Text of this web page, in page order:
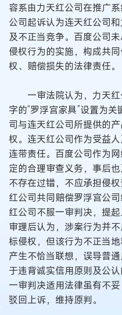
容系由力天红公司在推广
公司起诉认为连天红公司
及不正当竞争。百度公司
侵权行为的实施，构成共
权、赔偿损失的法律责任。
一审法院认为，力天红
字的“罗浮宫家具”设置为
司与连天红公司所提供的
权。连天红公司作为受益
连带责任。百度公司作为
定的合理审查义务，事后
不存在过错，不应承担侵
红公司共同赔偿罗浮宫公
红公司不服一审判决，提
审理后认为，涉案行为并
标侵权，但该行为不正当
产生不恰当联想，误导普
于违背诚实信用原则及公
一审判决适用法律虽有不
驳回上诉，维持原判。